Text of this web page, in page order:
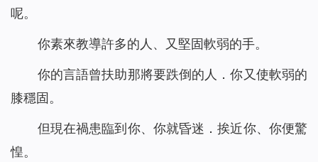
呢。
你素來教導許多的人、又堅固軟弱的手。
你的言語曾扶助那將要跌倒的人．你又使軟弱的
膝穩固。
但現在禍患臨到你、你就昏迷．挨近你、你便驚
惶。